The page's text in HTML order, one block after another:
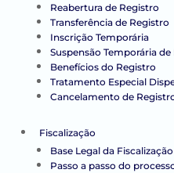
Reabertura de Registro
Transferência de Registro
Inscrição Temporária
Suspensão Temporária de
Benefícios do Registro
Tratamento Especial
Cancelamento de
Fiscalização
Base Legal da Fiscalização
Passo a passo do